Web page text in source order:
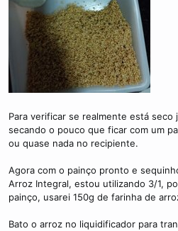
Para verificar se realmente está
secando o pouco que ficar com um
ou quase nada no recipiente.
Agora com o painço pronto e
Arroz Integral, estou utilizando 3/1,
painço, usarei 150g de farinha de
Bato o arroz no liquidificador para